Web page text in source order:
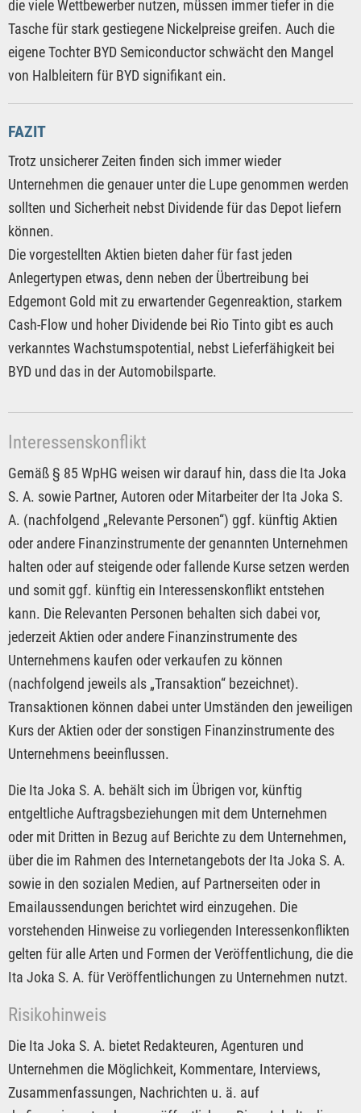
die viele Wettbewerber nutzen, müssen immer tiefer in die
Tasche für stark gestiegene Nickelpreise greifen. Auch die
eigene Tochter BYD Semiconductor schwächt den Mangel
von Halbleitern für BYD signifikant ein.
FAZIT
Trotz unsicherer Zeiten finden sich immer wieder
Unternehmen die genauer unter die Lupe genommen werden
sollten und Sicherheit nebst Dividende für das Depot liefern
können.
Die vorgestellten Aktien bieten daher für fast jeden
Anlegertypen etwas, denn neben der Übertreibung bei
Edgemont Gold mit zu erwartender Gegenreaktion, starkem
Cash-Flow und hoher Dividende bei Rio Tinto gibt es auch
verkanntes Wachstumspotential, nebst Lieferfähigkeit bei
BYD und das in der Automobilsparte.
Interessenskonflikt
Gemäß § 85 WpHG weisen wir darauf hin, dass die Ita Joka
S. A. sowie Partner, Autoren oder Mitarbeiter der Ita Joka S.
A. (nachfolgend „Relevante Personen“) ggf. künftig Aktien
oder andere Finanzinstrumente der genannten Unternehmen
halten oder auf steigende oder fallende Kurse setzen werden
und somit ggf. künftig ein Interessenskonflikt entstehen
kann. Die Relevanten Personen behalten sich dabei vor,
jederzeit Aktien oder andere Finanzinstrumente des
Unternehmens kaufen oder verkaufen zu können
(nachfolgend jeweils als „Transaktion“ bezeichnet).
Transaktionen können dabei unter Umständen den jeweiligen
Kurs der Aktien oder der sonstigen Finanzinstrumente des
Unternehmens beeinflussen.
Die Ita Joka S. A. behält sich im Übrigen vor, künftig
entgeltliche Auftragsbeziehungen mit dem Unternehmen
oder mit Dritten in Bezug auf Berichte zu dem Unternehmen,
über die im Rahmen des Internetangebots der Ita Joka S. A.
sowie in den sozialen Medien, auf Partnerseiten oder in
Emailaussendungen berichtet wird einzugehen. Die
vorstehenden Hinweise zu vorliegenden Interessenkonflikten
gelten für alle Arten und Formen der Veröffentlichung, die die
Ita Joka S. A. für Veröffentlichungen zu Unternehmen nutzt.
Risikohinweis
Die Ita Joka S. A. bietet Redakteuren, Agenturen und
Unternehmen die Möglichkeit, Kommentare, Interviews,
Zusammenfassungen, Nachrichten u. ä. auf